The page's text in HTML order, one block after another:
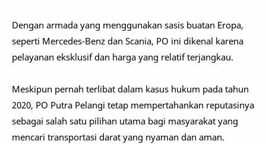
Dengan armada yang menggunakan sasis buatan Eropa,
seperti Mercedes-Benz dan Scania, PO ini dikenal karena
pelayanan eksklusif dan harga yang relatif terjangkau.
Meskipun pernah terlibat dalam kasus hukum pada tahun
2020, PO Putra Pelangi tetap mempertahankan reputasinya
sebagai salah satu pilihan utama bagi masyarakat yang
mencari transportasi darat yang nyaman dan aman.